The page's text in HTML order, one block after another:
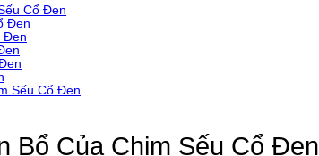
Cổ Đen
Đen
Đen
Sếu Cổ Đen
Bổ Của Chim Sếu Cổ Đen